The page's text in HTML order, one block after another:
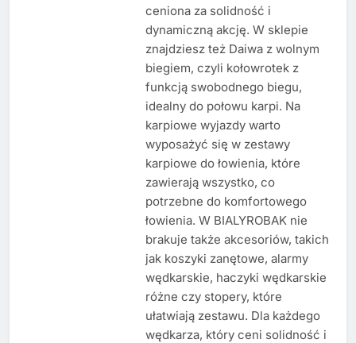
ceniona za solidność i
dynamiczną akcję. W sklepie
znajdziesz też Daiwa z wolnym
biegiem, czyli kołowrotek z
funkcją swobodnego biegu,
idealny do połowu karpi. Na
karpiowe wyjazdy warto
wyposażyć się w zestawy
karpiowe do łowienia, które
zawierają wszystko, co
potrzebne do komfortowego
łowienia. W BIALYROBAK nie
brakuje także akcesoriów, takich
jak koszyki zanętowe, alarmy
wędkarskie, haczyki wędkarskie
różne czy stopery, które
ułatwiają zestawu. Dla każdego
wędkarza, który ceni solidność i